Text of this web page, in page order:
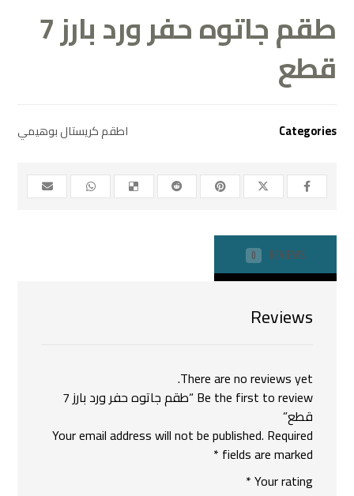
طقم جاتوه حفر ورد بارز 7
قطع
Categories اطقم كريستال بوهيمي
REVIEWS
0
Reviews
There are no reviews yet.
Be the first to review “طقم جاتوه حفر ورد بارز 7
قطع”
Your email address will not be published. Required
fields are marked
*
Your rating
*